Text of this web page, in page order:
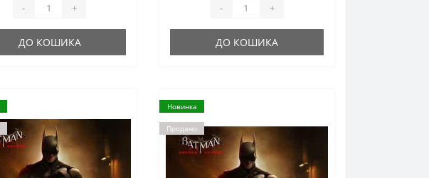
- +
ДО КОШИКА
- +
ДО КОШИКА
Новинка
Продано